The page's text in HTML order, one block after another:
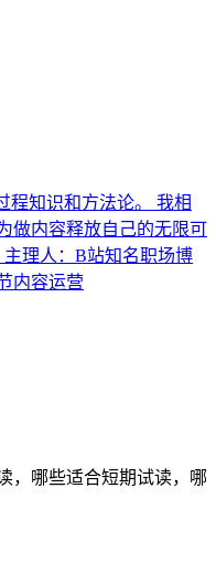
程知识和方法论。 我相
做内容释放自己的无限可
理人：B站知名职场博
内容运营
，哪些适合短期试读，哪